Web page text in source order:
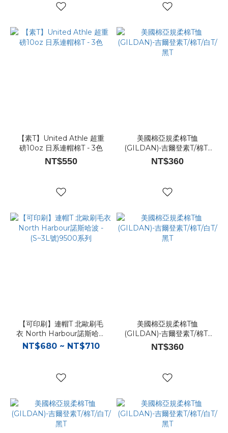
【素T】United Athle 超重
磅10oz 日系連帽棉T - 3色
NT$550
美國棉亞規柔棉T恤
(GILDAN)-吉爾登素T/棉T/
白T/黑T
NT$360
【可印刷】連帽T 北歐刷毛
衣 North Harbour諾斯哈波
- (S~3L號)9500系列
NT$680 ~ NT$710
美國棉亞規柔棉T恤
(GILDAN)-吉爾登素T/棉T/
白T/黑T
NT$360